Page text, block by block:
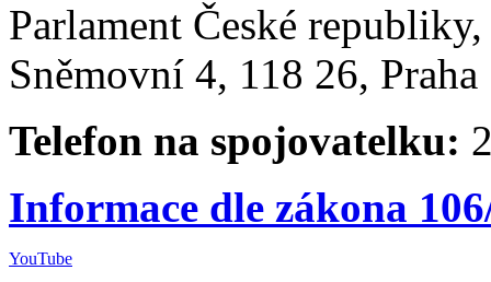
Parlament České
Sněmovní 4, 118 26,
Telefon na spojovatelku:
Informace dle zákona
YouTube